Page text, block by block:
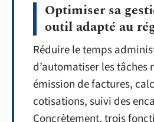
Optimiser sa
outil adapté au
Réduire le temps
d’automatiser les tâches
émission de factures,
cotisations, suivi des